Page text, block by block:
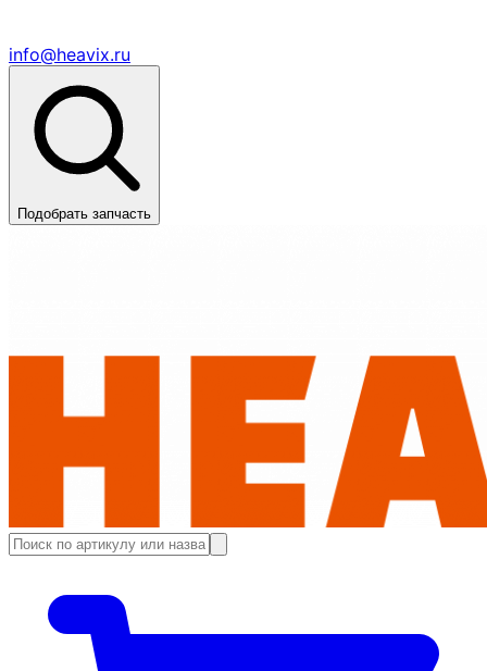
info@heavix.ru
Подобрать запчасть